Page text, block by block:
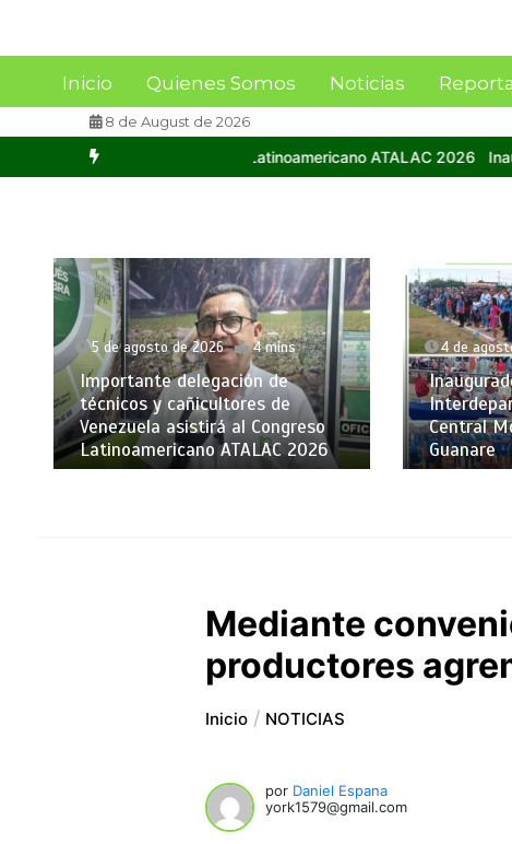
Inicio Quienes Somos Noticias
8 de August de 2026
ATALAC 2026 Inaugurados XVI Juegos
5 de agosto de 2026 4 mins
Importante delegación de
técnicos y cañicultores de
Venezuela asistirá al Congreso
Latinoamericano ATALAC 2026
4 de
Central
Guanare
Mediante
productores
Inicio NOTICIAS
por Daniel Espana
york1579@gmail.com